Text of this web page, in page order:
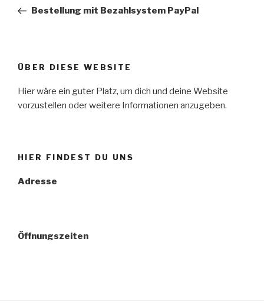
Beitrag
Bestellung mit Bezahlsystem PayPal
ÜBER DIESE WEBSITE
Hier wäre ein guter Platz, um dich und deine Website
vorzustellen oder weitere Informationen anzugeben.
HIER FINDEST DU UNS
Adresse
Öffnungszeiten